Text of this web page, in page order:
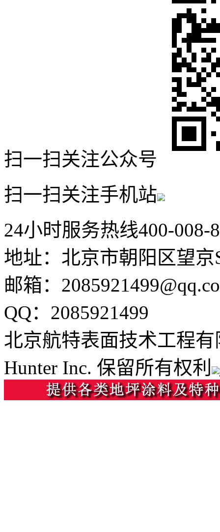
扫一扫关注公众号
扫一扫关注手机站
24小时服务热线400-008-
地址：北京市朝阳区望京
邮箱：
QQ：2085921499
北京航特表面技术工程
Hunter Inc. 保留所有权利